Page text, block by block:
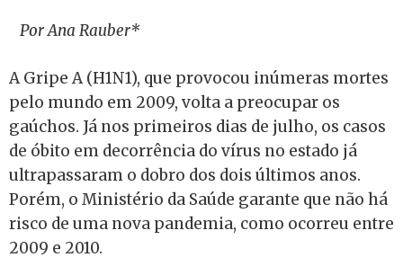
Por Ana Rauber*
A Gripe A (H1N1), que provocou inúmeras mortes
pelo mundo em 2009, volta a preocupar os
gaúchos. Já nos primeiros dias de julho, os casos
de óbito em decorrência do vírus no estado já
ultrapassaram o dobro dos dois últimos anos.
Porém, o Ministério da Saúde garante que não há
risco de uma nova pandemia, como ocorreu entre
2009 e 2010.